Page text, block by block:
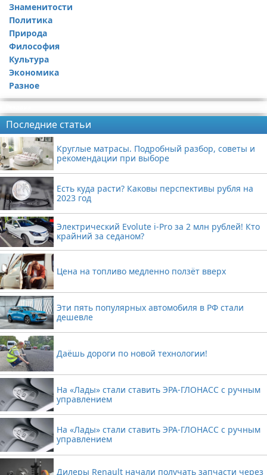
Знаменитости
Политика
Природа
Философия
Культура
Экономика
Разное
Последние статьи
Круглые матрасы. Подробный разбор, советы и
рекомендации при выборе
Есть куда расти? Каковы перспективы рубля на
2023 год
Электрический Evolute i-Pro за 2 млн рублей! Кто
крайний за седаном?
Цена на топливо медленно ползёт вверх
Эти пять популярных автомобиля в РФ стали
дешевле
Даёшь дороги по новой технологии!
На «Лады» стали ставить ЭРА-ГЛОНАСС с ручным
управлением
На «Лады» стали ставить ЭРА-ГЛОНАСС с ручным
управлением
Дилеры Renault начали получать запчасти через